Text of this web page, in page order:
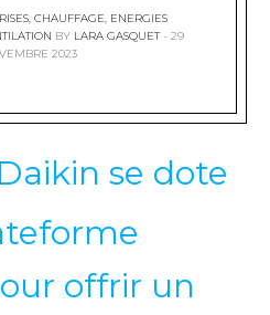
, CHAUFFAGE, ENERGIES
BY LARA GASQUET
29
2023
se dote
offrir un